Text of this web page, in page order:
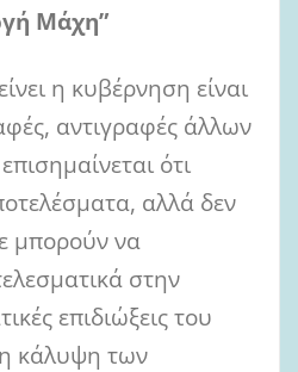
Μάχη”
η κυβέρνηση είναι
αντιγραφές άλλων
ότι
αλλά δεν
μπορούν να
στην
επιδιώξεις του
η κάλυψη των